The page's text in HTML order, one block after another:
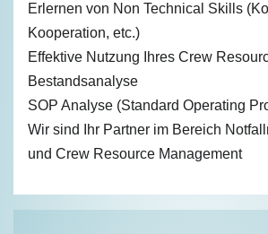
Erlernen von Non Technical Skills
Kooperation, etc.)
Effektive Nutzung Ihres Crew
Bestandsanalyse
SOP Analyse (Standard Operating
Wir sind Ihr Partner im Bereich
und Crew Resource Management